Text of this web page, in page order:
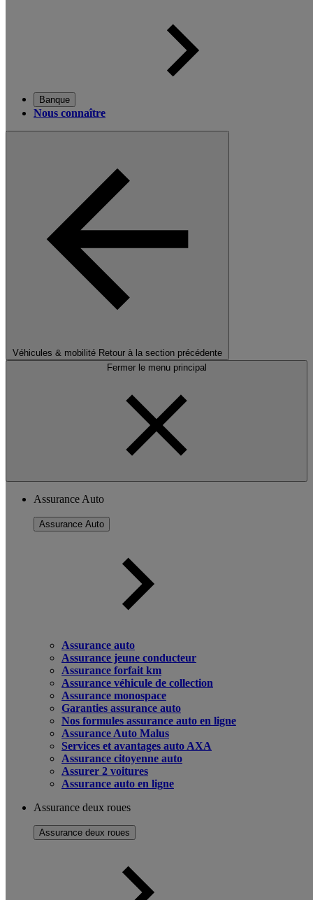
Banque
Nous connaître
Véhicules & mobilité Retour à la section précédente
Fermer le menu principal
Assurance Auto
Assurance Auto
Assurance auto
Assurance jeune conducteur
Assurance forfait km
Assurance véhicule de collection
Assurance monospace
Garanties assurance auto
Nos formules assurance auto en ligne
Assurance Auto Malus
Services et avantages auto AXA
Assurance citoyenne auto
Assurer 2 voitures
Assurance auto en ligne
Assurance deux roues
Assurance deux roues